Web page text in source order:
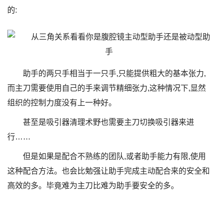
的:
助手的两只手相当于一只手,只能提供粗大的基本张力,
而主刀需要使用自己的手来调节精细张力,这种情况下,显然
组织的控制力度没有上一种好。
甚至是吸引器清理术野也需要主刀切换吸引器来进
行……
但是如果是配合不熟练的团队,或者助手能力有限,使用
这种配合方法。也会比勉强让助手完成主动配合来的安全和
高效的多。毕竟难为主刀比难为助手要安全的多。